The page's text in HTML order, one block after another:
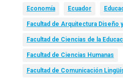
Economía Ecuador
Facultad de Arquitectura Diseño
Facultad de Ciencias de la
Facultad de Ciencias Humanas
Facultad de Comunicación